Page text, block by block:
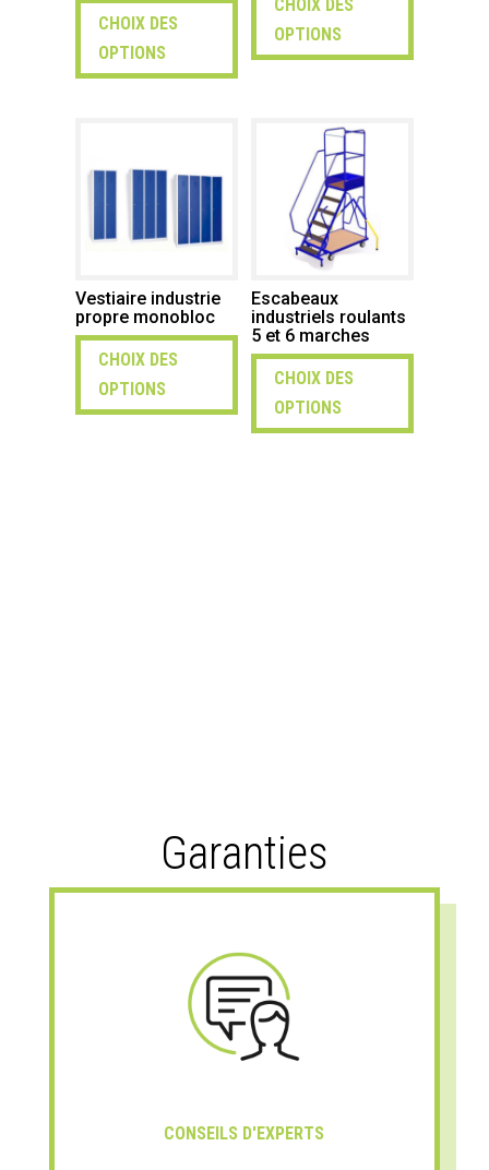
CHOIX DES
OPTIONS
CHOIX DES
OPTIONS
Vestiaire industrie
propre monobloc
CHOIX DES
OPTIONS
Escabeaux
industriels roulants
5 et 6 marches
CHOIX DES
OPTIONS
Garanties
CONSEILS D'EXPERTS